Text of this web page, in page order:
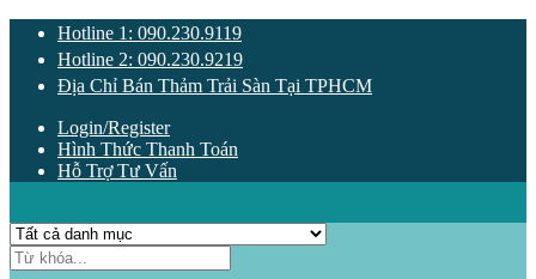
Hotline 1: 090.230.9119
Hotline 2: 090.230.9219
Địa Chỉ Bán Thảm Trải Sàn Tại TPHCM
Login/Register
Hình Thức Thanh Toán
Hỗ Trợ Tư Vấn